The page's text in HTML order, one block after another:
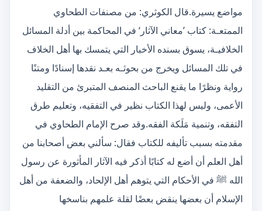
مواضع يسيرة.قال الكوثري: من مصنفات الطحاوي
الممتعـة: كتاب ’معاني الآثار‘ في المحاكمة بين أدلة المسائل
الخلافيـة، يسوق بسنده الأخبار التي يتمسك بها أهل الخلاف
في تلك المسائل ويخرج من بحوثـه بعـد نقدها إسنادًا ومتنًا
رواية ونظرًا ما يقنع الباحث المنصف المتبرئ من التقليد
الأعمى، وليس لهذا الكتاب نظير في التفقيه، وتعليم طرق
التفقه، وتنمية مَلَكة الفقه.وقد صرح الإمام الطحاوي في
مقدمته بسبب تأليفه للكتاب فقال: سألني بعض أصحابنا من
أهل العلم أن أضع له كتابًا أذكر فيه الآثار المأثورة عن رسول
الله ﷺ في الأحكام التي يتوهم أهل الإلحاد، والضعفة من أهل
الإسلام أن بعضها ينقض بعضًا لقلة علمهم بناسخها